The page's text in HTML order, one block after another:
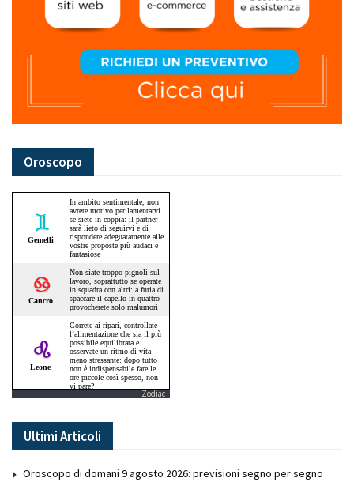
Oroscopo
Zodiac
Ultimi Articoli
Oroscopo di domani 9 agosto 2026: previsioni segno per segno